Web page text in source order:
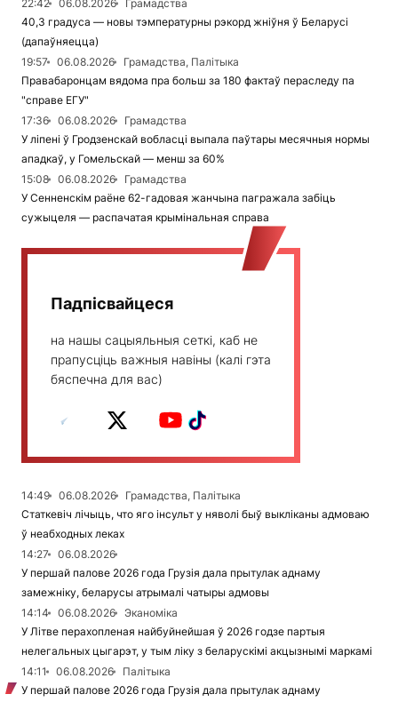
22:42 06.08.2026
Грамадства
40,3 градуса — новы тэмпературны рэкорд жніўня ў Беларусі
(дапаўняецца)
19:57
06.08.2026
Грамадства, Палітыка
Правабаронцам вядома пра больш за 180 фактаў пераследу па
"справе ЕГУ"
17:36
06.08.2026
Грамадства
У ліпені ў Гродзенскай вобласці выпала паўтары месячныя нормы
ападкаў, у Гомельскай — менш за 60%
15:08
06.08.2026
Грамадства
У Сенненскім раёне 62-гадовая жанчына пагражала забіць
сужыцеля — распачатая крымінальная справа
Падпісвайцеся
на нашы сацыяльныя сеткі, каб не
прапусціць важныя навіны (калі гэта
бяспечна для вас)
14:49 06.08.2026
Грамадства, Палітыка
Статкевіч лічыць, что яго інсульт у няволі быў выкліканы адмоваю
ў неабходных леках
14:27
06.08.2026
У першай палове 2026 года Грузія дала прытулак аднаму
замежніку, беларусы атрымалі чатыры адмовы
14:14
06.08.2026
Эканоміка
У Літве перахопленая найбуйнейшая ў 2026 годзе партыя
нелегальных цыгарэт, у тым ліку з беларускімі акцызнымі маркамі
14:11
06.08.2026
Палітыка
У першай палове 2026 года Грузія дала прытулак аднаму